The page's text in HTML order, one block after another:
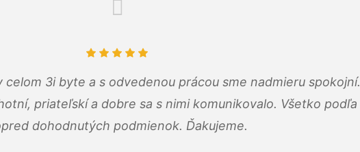
celom 3i byte a s odvedenou prácou sme nadmieru spokojní.
priateľskí a dobre sa s nimi komunikovalo. Všetko podľa
dohodnutých podmienok. Ďakujeme.